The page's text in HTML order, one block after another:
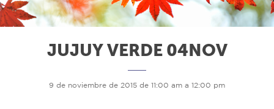
JUJUY VERDE 04NOV
9 de noviembre de 2015 de 11:00 am a 12:00 pm